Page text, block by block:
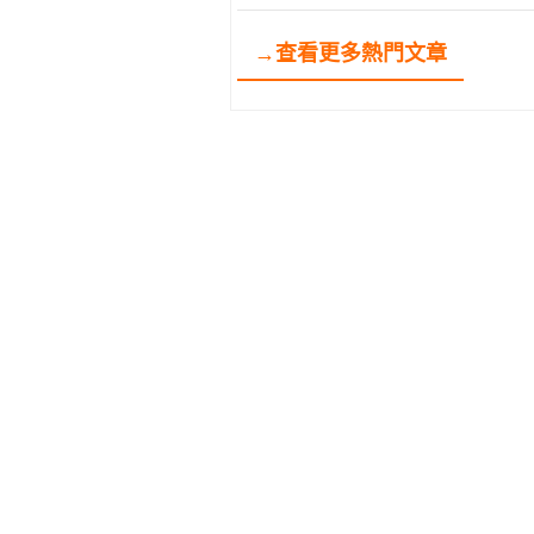
→查看更多熱門文章